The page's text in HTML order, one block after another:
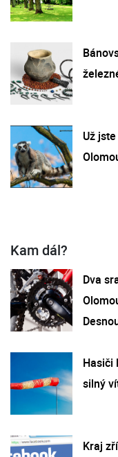
Už
Kam dál?
Dva
Hasiči
silný
Kraj